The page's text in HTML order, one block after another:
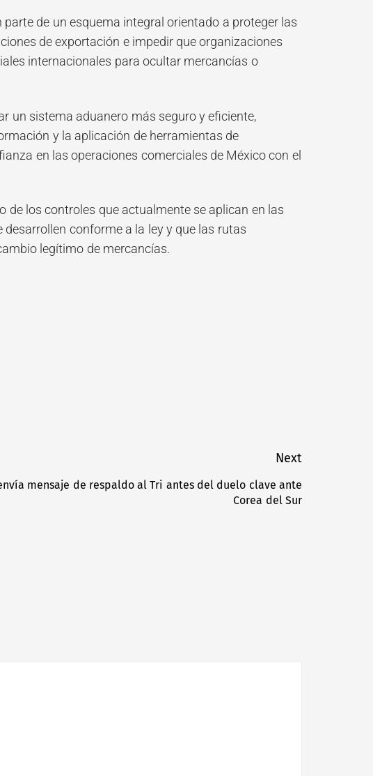
de un esquema integral orientado a proteger las
de exportación e impedir que organizaciones
internacionales para ocultar mercancías o
un sistema aduanero más seguro y eficiente,
y la aplicación de herramientas de
en las operaciones comerciales de México con el
de los controles que actualmente se aplican en las
conforme a la ley y que las rutas
legítimo de mercancías.
Next
post:
mensaje de respaldo al Tri antes del duelo clave ante
Corea del Sur